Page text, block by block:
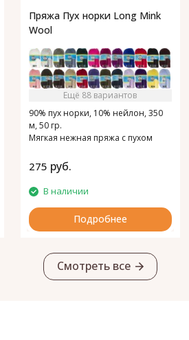
Пряжа Пух норки Long Mink
Wool
Ещё 88 вариантов
90% пух норки, 10% нейлон, 350
м, 50 гр.
Мягкая нежная пряжа с пухом
275 руб.
В наличии
Подробнее
Смотреть все